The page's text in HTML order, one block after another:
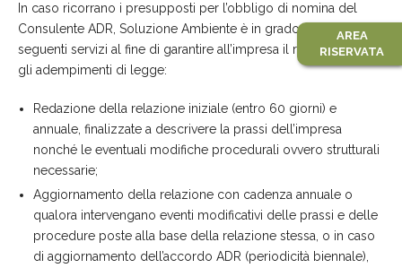
AREA
RISERVATA
In caso ricorrano i presupposti per l’obbligo di nomina del
Consulente ADR, Soluzione Ambiente è in grado di fornire i
seguenti servizi al fine di garantire all’impresa il rispetto di tutti
gli adempimenti di legge:
Redazione della relazione iniziale (entro 60 giorni) e
annuale, finalizzate a descrivere la prassi dell’impresa
nonché le eventuali modifiche procedurali ovvero strutturali
necessarie;
Aggiornamento della relazione con cadenza annuale o
qualora intervengano eventi modificativi delle prassi e delle
procedure poste alla base della relazione stessa, o in caso
di aggiornamento dell’accordo ADR (periodicità biennale),